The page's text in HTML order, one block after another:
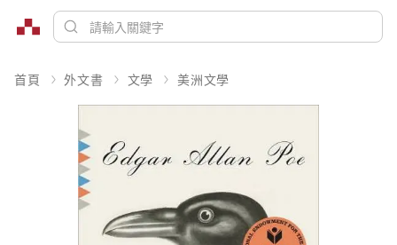
首頁 外文書 文學 美洲文學